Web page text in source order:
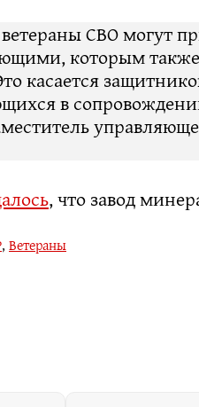
ветераны СВО могут
которым
касается
в
, что завод
, Ветераны